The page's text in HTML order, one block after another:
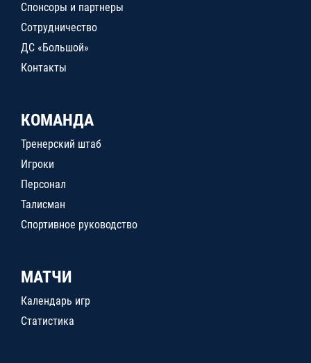
Спонсоры и партнеры
Сотрудничество
ДС «Большой»
Контакты
КОМАНДА
Тренерский штаб
Игроки
Персонал
Талисман
Спортивное руководство
МАТЧИ
Календарь игр
Статистика